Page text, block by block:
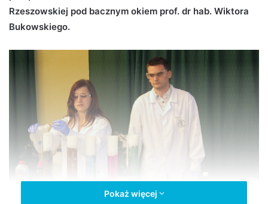
a
Rzeszowskiej pod bacznym okiem prof. dr hab. Wiktora
Bukowskiego.
Pokaż więcej